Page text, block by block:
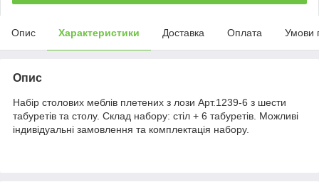
Опис Характеристики Доставка Оплата Умови
Опис
Набір столових меблів плетених з лози Арт.1239-6 з шести
табуретів та столу. Склад набору: стіл + 6 табуретів. Можливі
індивідуальні замовлення та комплектація набору.